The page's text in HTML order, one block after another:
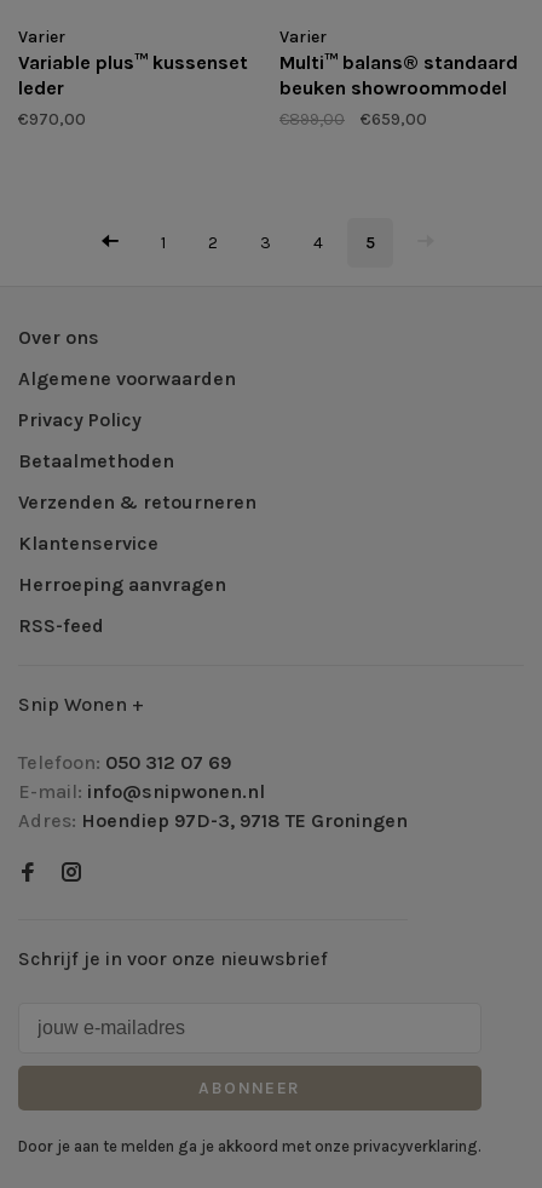
Varier
Variable plus™ kussenset
leder
€970,00
Varier
Multi™ balans® standaard
beuken showroommodel
€899,00 €659,00
1 2 3 4 5
Over ons
Algemene voorwaarden
Privacy Policy
Betaalmethoden
Verzenden & retourneren
Klantenservice
Herroeping aanvragen
RSS-feed
Snip Wonen +
Telefoon: 050 312 07 69
E-mail: info@snipwonen.nl
Adres: Hoendiep 97D-3, 9718 TE Groningen
Schrijf je in voor onze nieuwsbrief
ABONNEER
Door je aan te melden ga je akkoord met onze privacyverklaring.